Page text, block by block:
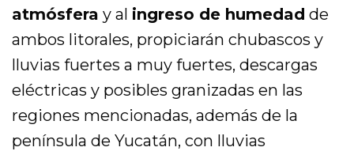
atmósfera y al ingreso de humedad de
ambos litorales, propiciarán chubascos y
lluvias fuertes a muy fuertes, descargas
eléctricas y posibles granizadas en las
regiones mencionadas, además de la
península de Yucatán, con lluvias